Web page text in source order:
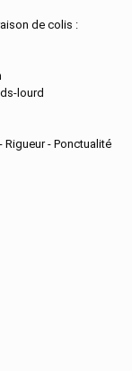
de colis :
lourd
- Ponctualité